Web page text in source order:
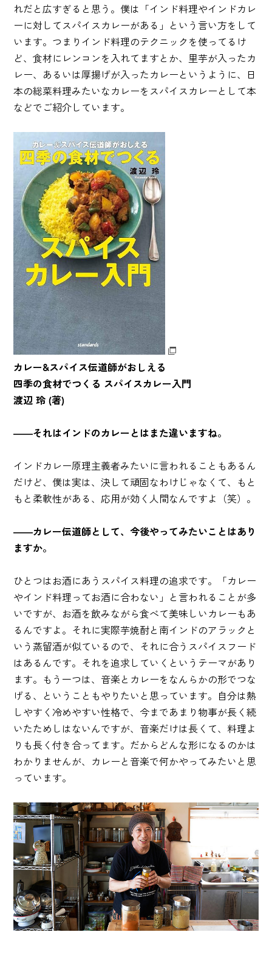
れだと広すぎると思う。僕は「インド料理やインドカレ
ーに対してスパイスカレーがある」という言い方をして
います。つまりインド料理のテクニックを使ってるけ
ど、食材にレンコンを入れてますとか、里芋が入ったカ
レー、あるいは厚揚げが入ったカレーというように、日
本の総菜料理みたいなカレーをスパイスカレーとして本
などでご紹介しています。
カレー&スパイス伝道師がおしえる
四季の食材でつくる スパイスカレー入門
渡辺 玲 (著)
――それはインドのカレーとはまた違いますね。
インドカレー原理主義者みたいに言われることもあるん
だけど、僕は実は、決して頑固なわけじゃなくて、もと
もと柔軟性がある、応用が効く人間なんですよ（笑）。
――カレー伝道師として、今後やってみたいことはあり
ますか。
ひとつはお酒にあうスパイス料理の追求です。「カレー
やインド料理ってお酒に合わない」と言われることが多
いですが、お酒を飲みながら食べて美味しいカレーもあ
るんですよ。それに実際芋焼酎と南インドのアラックと
いう蒸留酒が似ているので、それに合うスパイスフード
はあるんです。それを追求していくというテーマがあり
ます。もう一つは、音楽とカレーをなんらかの形でつな
げる、ということもやりたいと思っています。自分は熱
しやすく冷めやすい性格で、今まであまり物事が長く続
いたためしはないんですが、音楽だけは長くて、料理よ
りも長く付き合ってます。だからどんな形になるのかは
わかりませんが、カレーと音楽で何かやってみたいと思
っています。